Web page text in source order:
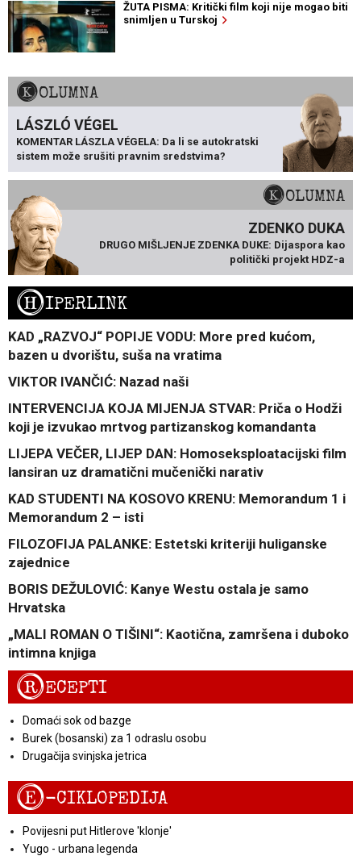
ŽUTA PISMA: Kritički film koji nije mogao biti
snimljen u Turskoj
KOLUMNA
LÁSZLÓ VÉGEL
KOMENTAR LÁSZLA VÉGELA: Da li se autokratski
sistem može srušiti pravnim sredstvima?
KOLUMNA
ZDENKO DUKA
DRUGO MIŠLJENJE ZDENKA DUKE: Dijaspora kao
politički projekt HDZ-a
HIPERLINK
KAD „RAZVOJ“ POPIJE VODU: More pred kućom,
bazen u dvorištu, suša na vratima
VIKTOR IVANČIĆ: Nazad naši
INTERVENCIJA KOJA MIJENJA STVAR: Priča o Hodži
koji je izvukao mrtvog partizanskog komandanta
LIJEPA VEČER, LIJEP DAN: Homoseksploatacijski film
lansiran uz dramatični mučenički narativ
KAD STUDENTI NA KOSOVO KRENU: Memorandum 1 i
Memorandum 2 – isti
FILOZOFIJA PALANKE: Estetski kriteriji huliganske
zajednice
BORIS DEŽULOVIĆ: Kanye Westu ostala je samo
Hrvatska
„MALI ROMAN O TIŠINI“: Kaotična, zamršena i duboko
intimna knjiga
RECEPTI
Domaći sok od bazge
Burek (bosanski) za 1 odraslu osobu
Drugačija svinjska jetrica
E-CIKLOPEDIJA
Povijesni put Hitlerove 'klonje'
Yugo - urbana legenda